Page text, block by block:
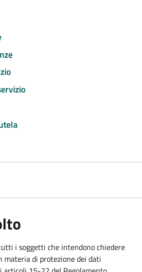
i soggetti che intendono chiedere
materia di protezione dei dati